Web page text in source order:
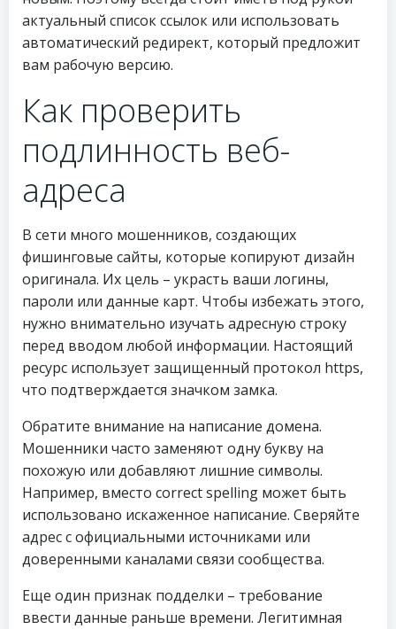
актуальный список ссылок или использовать
автоматический редирект, который предложит
вам рабочую версию.
Как проверить
подлинность веб-
адреса
В сети много мошенников, создающих
фишинговые сайты, которые копируют дизайн
оригинала. Их цель – украсть ваши логины,
пароли или данные карт. Чтобы избежать этого,
нужно внимательно изучать адресную строку
перед вводом любой информации. Настоящий
ресурс использует защищенный протокол https,
что подтверждается значком замка.
Обратите внимание на написание домена.
Мошенники часто заменяют одну букву на
похожую или добавляют лишние символы.
Например, вместо correct spelling может быть
использовано искаженное написание. Сверяйте
адрес с официальными источниками или
доверенными каналами связи сообщества.
Еще один признак подделки – требование
ввести данные раньше времени. Легитимная